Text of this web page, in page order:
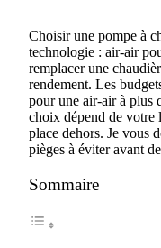
Choisir une pompe à
technologie : air-air
remplacer une
rendement. Les
pour une air-air à plus
choix dépend de votre
place dehors. Je vous
pièges à éviter avant
Sommaire